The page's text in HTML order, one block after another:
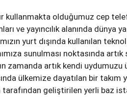
kullanmakta olduğumuz cep
ve yayıncılık alanında dünya
yurt dışında kullanılan
sunulması noktasında
zamanda artık kendi
ülkemize dayatılan bir takım
tarafından geliştirilen yerli baz